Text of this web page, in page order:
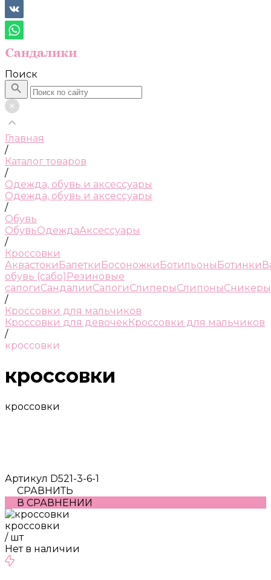
Поиск
Главная
/
Каталог товаров
/
Одежда, обувь и аксессуары
Одежда, обувь и аксессуары
/
Обувь
ОбувьОдеждаАксессуары
/
Кроссовки
Аквастоки Балетки Босоножки Ботильоны Ботинки
обувь (сабо) Резиновые
сапогиСандалииСапогиСлиперыСлипоныСникеры
/
Кроссовки для мальчиков
Кроссовки для девочекКроссовки для мальчиков
/
кроссовки
кроссовки
кроссовки
Артикул D521-3-6-1
СРАВНИТЬ
В СРАВНЕНИИ
кроссовки
/ шт
Нет в наличии